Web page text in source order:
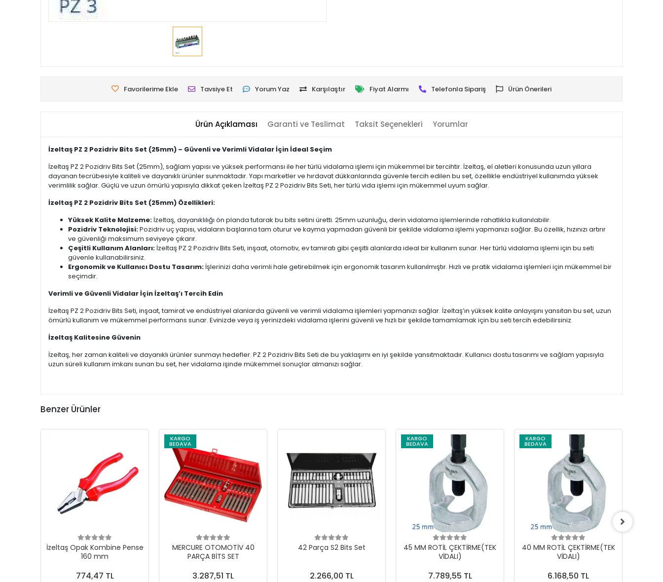
Favorilerime Ekle Tavsiye Et Yorum Yaz Karşılaştır Fiyat Alarmı Telefonla Sipariş Ürün Önerileri
Ürün Açıklaması Garanti ve Teslimat Taksit Seçenekleri Yorumlar
İzeltaş PZ 2 Pozidriv Bits Set (25mm) – Güvenli ve Verimli Vidalar İçin İdeal Seçim
İzeltaş PZ 2 Pozidriv Bits Set (25mm), sağlam yapısı ve yüksek performansı ile her türlü vidalama işlemi için mükemmel bir tercihtir. İzeltaş, el aletleri konusunda uzun yıllara
dayanan tecrübesiyle kaliteli ve dayanıklı ürünler sunmaktadır. Yapı marketler ve hırdavat dükkanlarında güvenle tercih edilen bu set, özellikle endüstriyel kullanımda yüksek
verimlilik sağlar. Güçlü ve uzun ömürlü yapısıyla dikkat çeken İzeltaş PZ 2 Pozidriv Bits Seti, her türlü vida işlemi için mükemmel uyum sağlar.
İzeltaş PZ 2 Pozidriv Bits Set (25mm) Özellikleri:
Yüksek Kalite Malzeme: İzeltaş, dayanıklılığı ön planda tutarak bu bits setini üretti. 25mm uzunluğu, derin vidalama işlemlerinde rahatlıkla kullanılabilir.
Pozidriv Teknolojisi:Pozidriv uç yapısı, vidaların başlarına tam oturur ve kayma yapmadan güvenli bir şekilde vidalama işlemi yapmanızı sağlar. Bu özellik, hızınızı artırır
ve güvenliği maksimum seviyeye çıkarır.
Çeşitli Kullanım Alanları: İzeltaş PZ 2 Pozidriv Bits Seti, inşaat, otomotiv, ev tamiratı gibi çeşitli alanlarda ideal bir kullanım sunar. Her türlü vidalama işlemi için bu seti
güvenle kullanabilirsiniz.
Ergonomik ve Kullanıcı Dostu Tasarım: İşlerinizi daha verimli hale getirebilmek için ergonomik tasarım kullanılmıştır. Hızlı ve pratik vidalama işlemleri için mükemmel bir
seçimdir.
Verimli ve Güvenli Vidalar İçin İzeltaş’ı Tercih Edin
İzeltaş PZ 2 Pozidriv Bits Seti, inşaat, tamirat ve endüstriyel alanlarda güvenli ve verimli vidalama işlemleri yapmanızı sağlar. İzeltaş’ın yüksek kalite anlayışını yansıtan bu set, uzun
ömürlü kullanım ve mükemmel performans sunar. Evinizde veya iş yerinizdeki vidalama işlerini güvenli ve hızlı bir şekilde tamamlamak için bu seti tercih edebilirsiniz.
İzeltaş Kalitesine Güvenin
İzeltaş, her zaman kaliteli ve dayanıklı ürünler sunmayı hedefler. PZ 2 Pozidriv Bits Seti de bu yaklaşımı en iyi şekilde yansıtmaktadır. Kullanıcı dostu tasarımı ve sağlam yapısıyla
uzun süreli kullanım imkanı sunan bu set, her vidalama işinde mükemmel sonuçlar almanızı sağlar.
Benzer Ürünler
İzeltaş Opak Kombine Pense
160 mm
774,47 TL
KARGO
BEDAVA
MERCURE OTOMOTİV 40
PARÇA BİTS SET
3.287,51 TL
42 Parça S2 Bits Set
2.266,00 TL
KARGO
BEDAVA
45 MM ROTİL ÇEKTİRME(TEK
VİDALI)
7.789,55 TL
KARGO
BEDAVA
40 MM ROTİL ÇEKTİRME(TEK
VİDALI)
6.168,50 TL